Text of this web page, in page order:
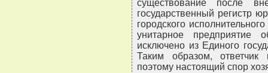
существование после
государственный регистр
городского
унитарное предприятие
исключено из Единого
Таким образом, ответчик
поэтому настоящий спор